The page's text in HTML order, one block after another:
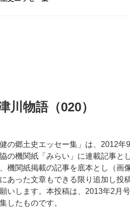
川物語（020）
の郷土史エッセー集」は、2012年
の機関紙「みらい」に連載記事と
機関紙掲載の記事を底本とし（画
にあった文章もできる限り追加し投
いします。本投稿は、2013年2月
したものです。